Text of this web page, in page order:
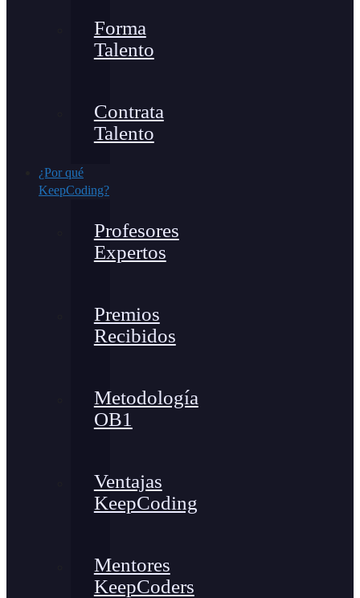
Forma
Talento
Contrata
Talento
¿Por qué
KeepCoding?
Profesores
Expertos
Premios
Recibidos
Metodología
OB1
Ventajas
KeepCoding
Mentores
KeepCoders